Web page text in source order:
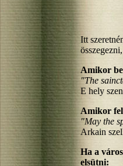
Itt
Amikor
"The
E hely
Amikor
"May the
Arkain
Ha a
elsütni: